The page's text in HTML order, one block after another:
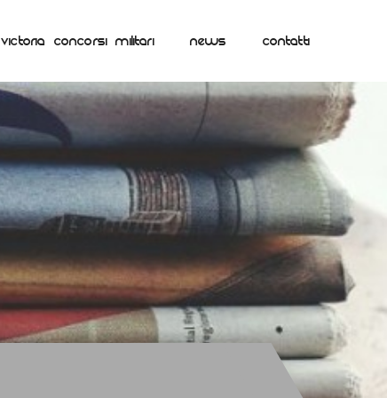
VICTORIA CONCORSI MILITARI NEWS CONTATTI